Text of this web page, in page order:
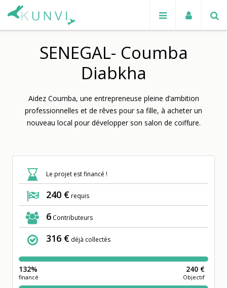
SENEGAL- Coumba
Diabkha
Aidez Coumba, une entrepreneuse pleine d‘ambition
professionnelles et de rêves pour sa fille, à acheter un
nouveau local pour développer son salon de coiffure.
Le projet est financé !
240 €requis
6 Contributeurs
316 € déjà collectés
132%
financé
240 €
Objectif